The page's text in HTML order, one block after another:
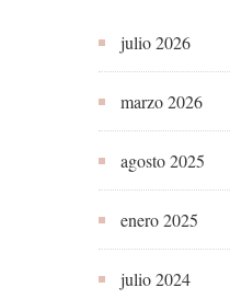
julio 2026
marzo 2026
agosto 2025
enero 2025
julio 2024